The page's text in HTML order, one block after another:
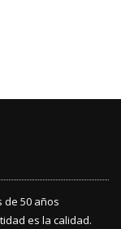
de 50 años
es la calidad.